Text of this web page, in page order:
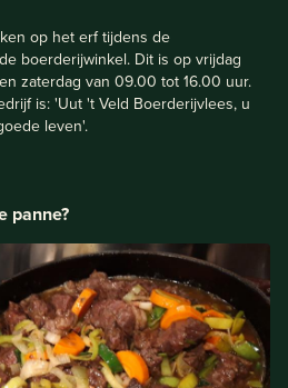
op het erf tijdens de
boerderijwinkel. Dit is op vrijdag
zaterdag van 09.00 tot 16.00 uur.
is: 'Uut 't Veld Boerderijvlees, u
leven'.
panne?